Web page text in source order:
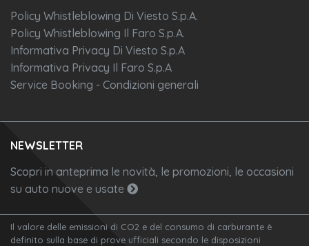
Policy Whistleblowing Di Viesto S.p.A.
Policy Whistleblowing Il Faro S.p.A.
Informativa Privacy Di Viesto S.p.A
Informativa Privacy Il Faro S.p.A
Service Booking - Condizioni generali
NEWSLETTER
Scopri in anteprima le novità, le promozioni, le occasioni
su auto nuove e usate
Il valore delle emissioni di CO2 e del consumo di carburante è
definito sulla base di prove ufficiali secondo le disposizioni